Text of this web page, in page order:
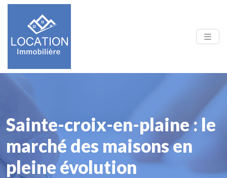
Sainte-croix-en-plaine : le
marché des maisons en
pleine évolution